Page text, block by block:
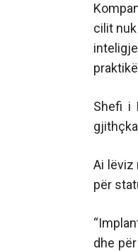
cilit
Shefi i
Ai lëviz
për
dhe